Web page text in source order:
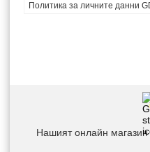
Политика за личните данни
Нашият онлайн магазин